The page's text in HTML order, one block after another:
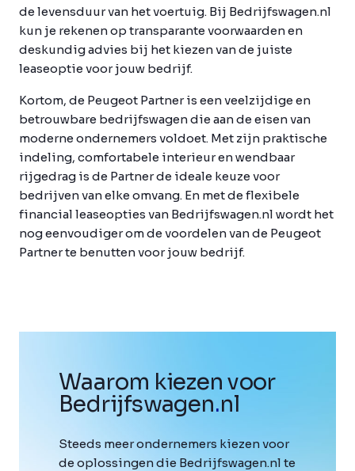
de levensduur van het voertuig. Bij Bedrijfswagen.nl
kun je rekenen op transparante voorwaarden en
deskundig advies bij het kiezen van de juiste
leaseoptie voor jouw bedrijf.
Kortom, de Peugeot Partner is een veelzijdige en
betrouwbare bedrijfswagen die aan de eisen van
moderne ondernemers voldoet. Met zijn praktische
indeling, comfortabele interieur en wendbaar
rijgedrag is de Partner de ideale keuze voor
bedrijven van elke omvang. En met de flexibele
financial leaseopties van Bedrijfswagen.nl wordt het
nog eenvoudiger om de voordelen van de Peugeot
Partner te benutten voor jouw bedrijf.
Waarom kiezen voor
Bedrijfswagen.nl
Steeds meer ondernemers kiezen voor
de oplossingen die Bedrijfswagen.nl te